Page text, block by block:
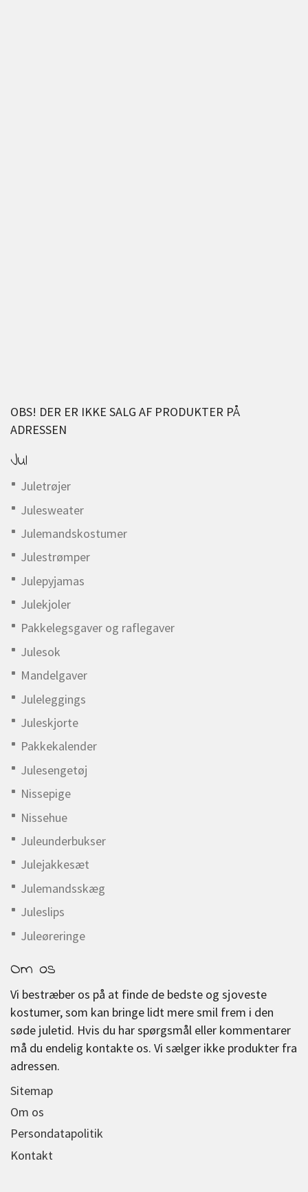
OBS! DER ER IKKE SALG AF PRODUKTER PÅ
ADRESSEN
Jul
Juletrøjer
Julesweater
Julemandskostumer
Julestrømper
Julepyjamas
Julekjoler
Pakkelegsgaver og raflegaver
Julesok
Mandelgaver
Juleleggings
Juleskjorte
Pakkekalender
Julesengetøj
Nissepige
Nissehue
Juleunderbukser
Julejakkesæt
Julemandsskæg
Juleslips
Juleøreringe
Om os
Vi bestræber os på at finde de bedste og sjoveste
kostumer, som kan bringe lidt mere smil frem i den
søde juletid. Hvis du har spørgsmål eller kommentarer
må du endelig kontakte os. Vi sælger ikke produkter fra
adressen.
Sitemap
Om os
Persondatapolitik
Kontakt